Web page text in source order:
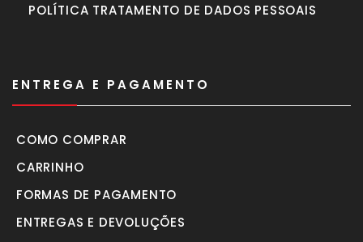
POLÍTICA TRATAMENTO DE DADOS PESSOAIS
ENTREGA E PAGAMENTO
COMO COMPRAR
CARRINHO
FORMAS DE PAGAMENTO
ENTREGAS E DEVOLUÇÕES